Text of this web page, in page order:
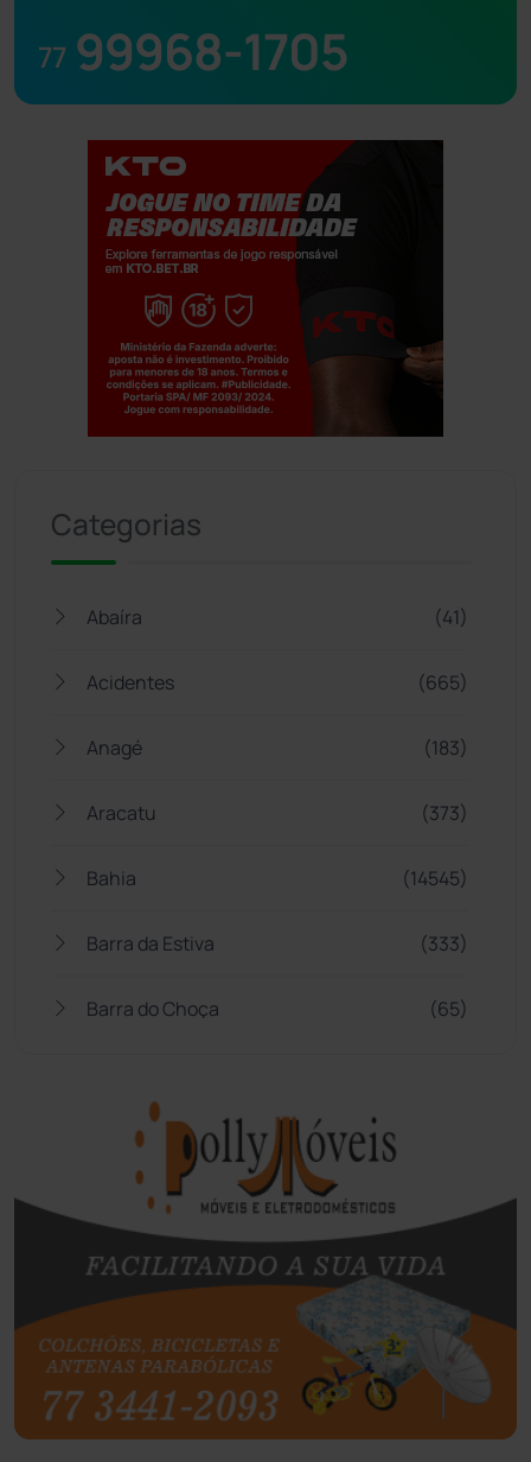
77 99968-1705
Categorias
Abaíra (41)
Acidentes (665)
Anagé (183)
Aracatu (373)
Bahia (14545)
Barra da Estiva (333)
Barra do Choça (65)
Bom Jesus da Lapa
Boquira
Botuporã (72)
Brasil (7680)
Brumado (31958)